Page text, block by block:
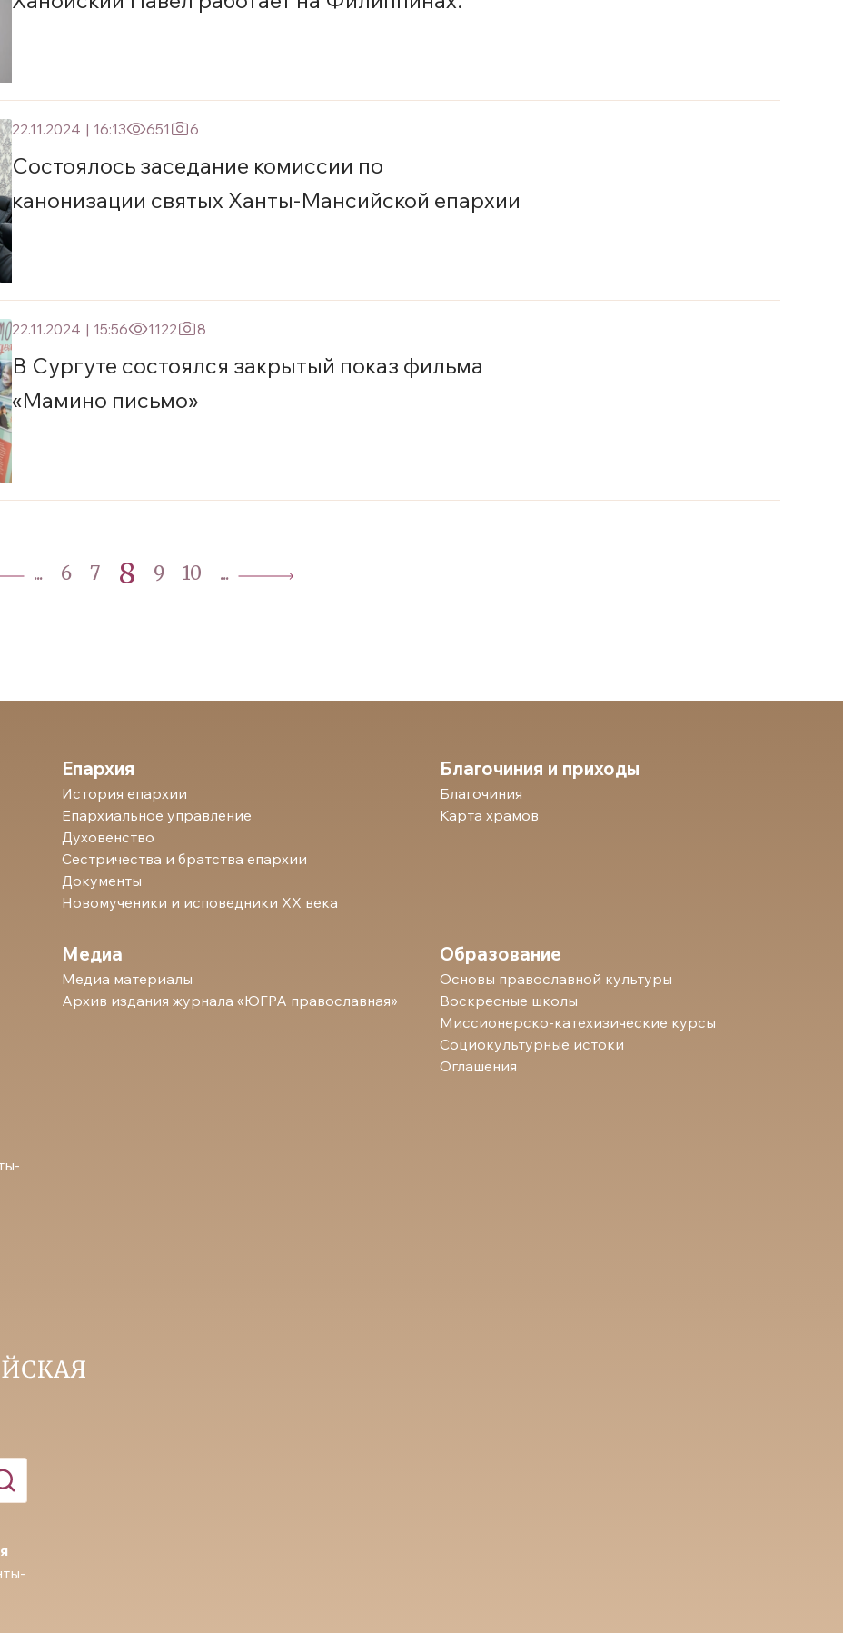
22.11.2024 | 16:13 651 6
Состоялось заседание комиссии по
канонизации святых Ханты-Мансийской епархии
22.11.2024 | 15:56 1122 8
В Сургуте состоялся закрытый показ фильма
«Мамино письмо»
... 6 7 8 9 10 ...
Епархия
История епархии
Епархиальное управление
Духовенство
Сестричества и братства епархии
Документы
Новомученики и исповедники ХХ века
Благочиния и приходы
Благочиния
Карта храмов
Медиа
Медиа материалы
Архив издания журнала «ЮГРА православная»
Образование
Основы православной культуры
Воскресные школы
Миссионерско-катехизические курсы
Социокультурные истоки
Оглашения